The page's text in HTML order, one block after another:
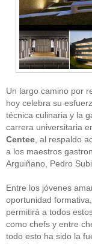
Un largo camino por
hoy celebra su
técnica culinaria y la
carrera universitaria
Centee , al respaldo
a los maestros
Arguiñano, Pedro
Entre los jóvenes
oportunidad
permitirá a todos
como chefs y entre
todo esto ha sido la